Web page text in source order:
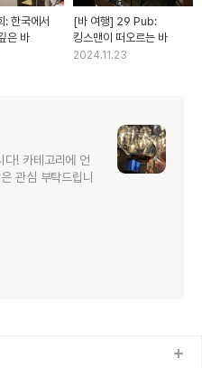
: 한국에서
은 바
[바 여행] 29 Pub:
킹스맨이 떠오르는 바
2024.11.23
다! 카테고리에 언
관심 부탁드립니